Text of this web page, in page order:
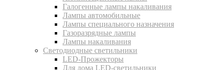
Галогенные лампы накаливания
Лампы автомобильные
Лампы специального назначения
Газоразрядные лампы
Лампы накаливания
Светодиодные светильники
LED-Прожекторы
Для дома LED-светильники